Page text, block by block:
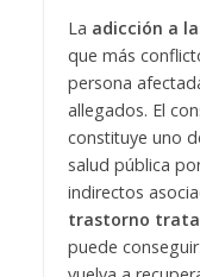
La adicción a
que más
persona
allegados. El
constituye uno
salud pública
indirectos
trastorno
puede